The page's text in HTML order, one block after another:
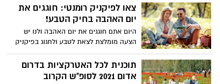
ודלקות עיניים? איך להישמר? ומה באמת
חשוב לדעת לפני שמתאפרים ? ירין שחף,
בטוח באיפור:
צאו לפיקניק רומנטי: חוגגים את
יום האהבה בחיק הטבע!
היום אתם חוגגים את יום האהבה ולנו יש
הצעה מומלצת לצאת לטבע ולחגוג בפיקניק
יחד בים , בנחל או בין הכלניות רק תבחרו
תאספו לכם כמה דברים טעימים וצאו לבלות
תוכנית לכל האטרקציות בדרום
אדום 2021 לסופ"ש הקרוב